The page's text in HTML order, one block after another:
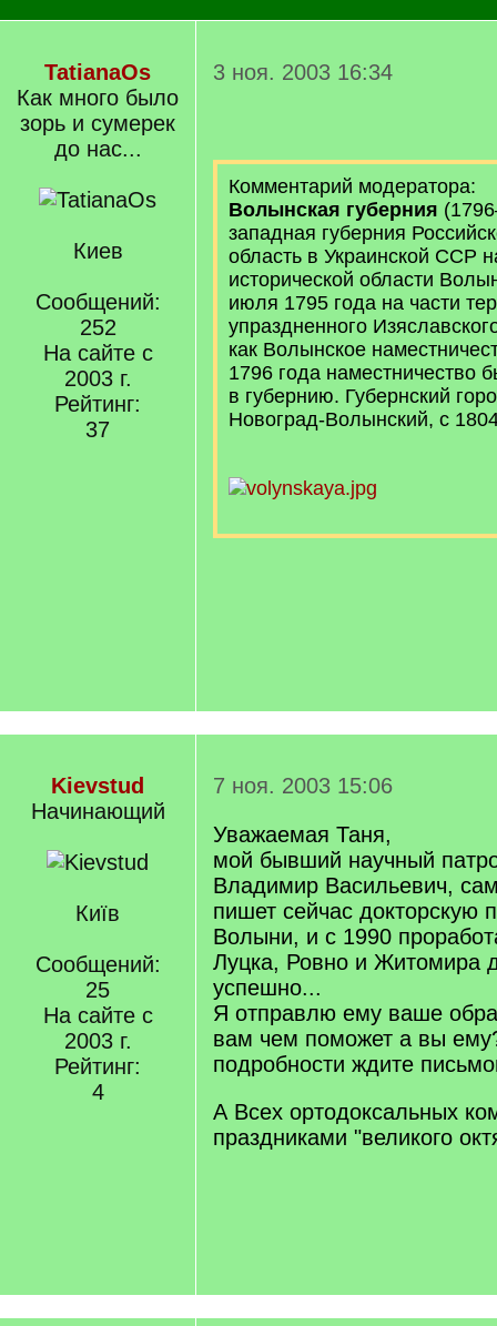
TatianaOs
Как много было
зорь и сумерек
до нас...
Киев
Сообщений:
252
На сайте с
2003 г.
Рейтинг:
37
3 ноя. 2003 16:34
Комментарий модератора:
Волынская губерния
западная губерния
область в Украинской ССР
исторической области
июля 1795 года на части
упраздненного
как Волынское
1796 года на­ме­ст­ни­че­ст­во
в гу­бер­нию. Губернский
Новоград-Волынский, с
Kievstud
Начинающий
Київ
Сообщений:
25
На сайте с
2003 г.
Рейтинг:
4
7 ноя. 2003 15:06
Уважаемая Таня,
мой бывший научный
Владимир Васильевич,
пишет сейчас
Волыни, и с 1990
Луцка, Ровно и Житомира
успешно...
Я отправлю ему ваше
вам чем поможет а вы
подробности ждите
А Всех ортодоксальных
праздниками "великого